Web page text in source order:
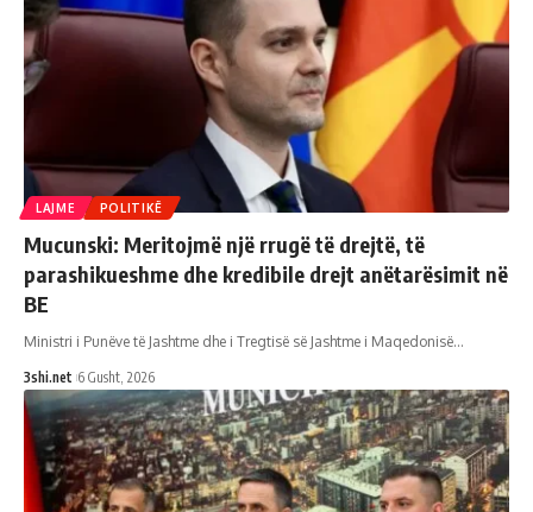
LAJME POLITIKË
Mucunski: Meritojmë një rrugë të drejtë, të
parashikueshme dhe kredibile drejt anëtarësimit në
BE
Ministri i Punëve të Jashtme dhe i Tregtisë së Jashtme i Maqedonisë…
3shi.net 6 Gusht, 2026